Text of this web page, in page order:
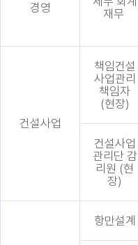
경영
재무
건설사업
책임건설
사업관리
책임자
(현장)
건설사업
관리단 감
리원 (현
장)
항만설계